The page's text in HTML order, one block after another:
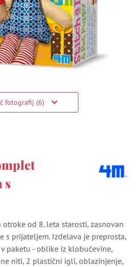
fotografij (6)
s
od 8. leta starosti, zasnovan
s prijateljem. Izdelava je preprosta,
paketu - oblike iz klobučevine,
niti, 2 plastični igli, oblazinjenje,